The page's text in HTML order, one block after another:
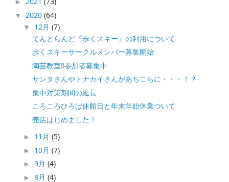
►
▼ 2020(64)
▼ 12月(7)
てんとらんど『歩くスキー』の利用について
歩くスキーサークルメンバー募集開始
陶芸教室‼️参加者募集中
サンタさんやトナカイさんがあちこちに・・・！？
集中対策期間の延長
ころころひろば休館日と年末年始休業ついて
売店はじめました！
► 11月(5)
► 10月(7)
►9月(4)
►8月(4)